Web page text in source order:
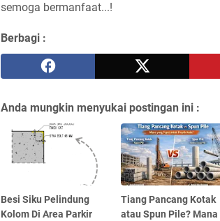
semoga bermanfaat...!
Berbagi :
Anda mungkin menyukai postingan ini :
Besi Siku Pelindung
Kolom Di Area Parkir
Tiang Pancang Kotak
atau Spun Pile? Mana